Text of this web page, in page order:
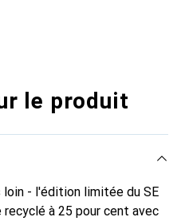
le produit
loin - l'édition limitée du SE
recyclé à 25 pour cent avec